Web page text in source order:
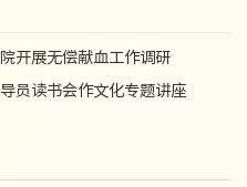
开展无偿献血工作调研
员读书会作文化专题讲座